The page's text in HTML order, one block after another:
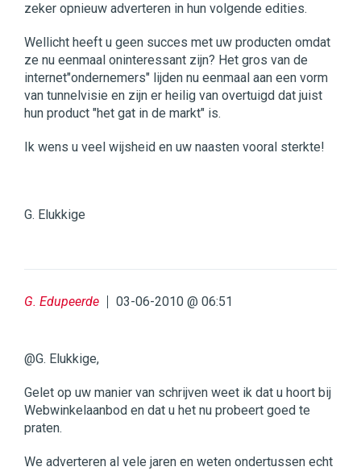
zeker opnieuw adverteren in hun volgende edities.
Wellicht heeft u geen succes met uw producten omdat
ze nu eenmaal oninteressant zijn? Het gros van de
internet"ondernemers" lijden nu eenmaal aan een vorm
van tunnelvisie en zijn er heilig van overtuigd dat juist
hun product "het gat in de markt" is.
Ik wens u veel wijsheid en uw naasten vooral sterkte!
G. Elukkige
G. Edupeerde 03-06-2010 @ 06:51
@G. Elukkige,
Gelet op uw manier van schrijven weet ik dat u hoort bij
Webwinkelaanbod en dat u het nu probeert goed te
praten.
We adverteren al vele jaren en weten ondertussen echt